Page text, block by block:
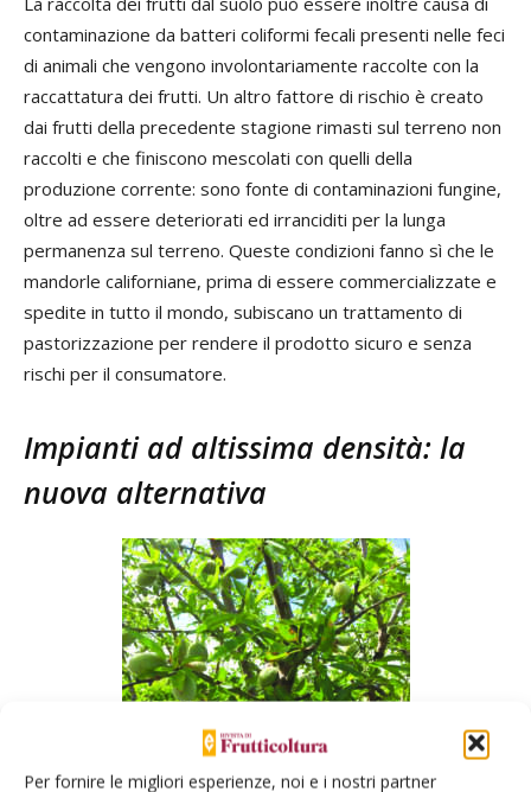
Per fornire le migliori esperienze, noi e i nostri partner
contaminazione da batteri coliformi fecali presenti nelle feci
di animali che vengono involontariamente raccolte con la
raccattatura dei frutti. Un altro fattore di rischio è creato
dai frutti della precedente stagione rimasti sul terreno non
raccolti e che finiscono mescolati con quelli della
produzione corrente: sono fonte di contaminazioni fungine,
oltre ad essere deteriorati ed irranciditi per la lunga
permanenza sul terreno. Queste condizioni fanno sì che le
mandorle californiane, prima di essere commercializzate e
spedite in tutto il mondo, subiscano un trattamento di
pastorizzazione per rendere il prodotto sicuro e senza
rischi per il consumatore.
Impianti ad altissima densità: la
nuova alternativa